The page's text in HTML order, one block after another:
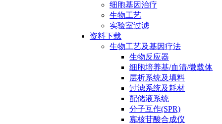
细胞基因治疗
生物工艺
实验室过滤
资料下载
生物工艺及基因疗法
生物反应器
细胞培养基/血清/微载体
层析系统及填料
过滤系统及耗材
配储液系统
分子互作(SPR)
寡核苷酸合成仪